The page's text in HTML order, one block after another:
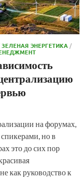
ЗЕЛЕНАЯ ЭНЕРГЕТИКА /
на форумах,
но в
это до сих пор
как руководство к